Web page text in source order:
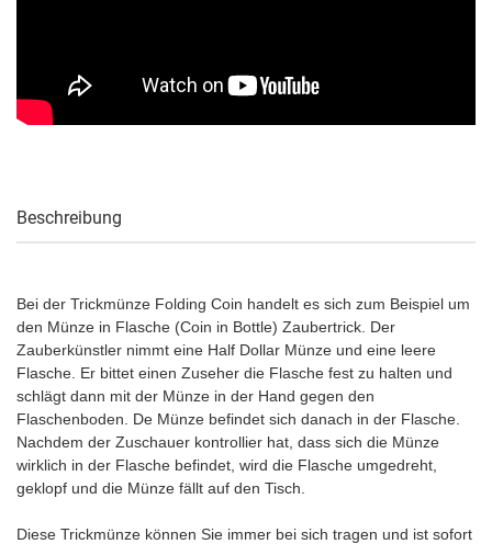
Beschreibung
Bei der Trickmünze Folding Coin handelt es sich zum Beispiel um
den Münze in Flasche (Coin in Bottle) Zaubertrick. Der
Zauberkünstler nimmt eine Half Dollar Münze und eine leere
Flasche. Er bittet einen Zuseher die Flasche fest zu halten und
schlägt dann mit der Münze in der Hand gegen den
Flaschenboden. De Münze befindet sich danach in der Flasche.
Nachdem der Zuschauer kontrollier hat, dass sich die Münze
wirklich in der Flasche befindet, wird die Flasche umgedreht,
geklopf und die Münze fällt auf den Tisch.
Diese Trickmünze können Sie immer bei sich tragen und ist sofort